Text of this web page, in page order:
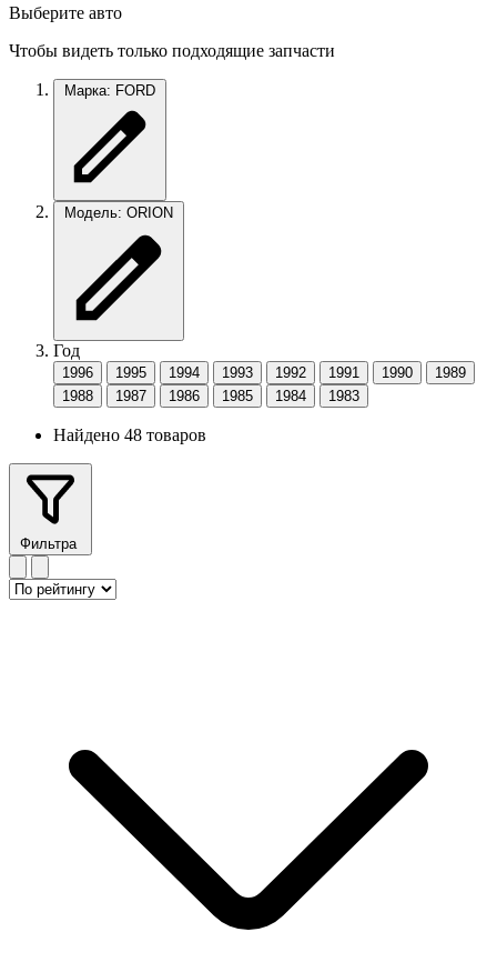
Выберите авто
Чтобы видеть только подходящие запчасти
Марка: FORD
Модель: ORION
Год
1996 1995 1994 1993 1992 1991 1990
1989
1988
1987 1986 1985 1984 1983
Найдено 48 товаров
Фильтра